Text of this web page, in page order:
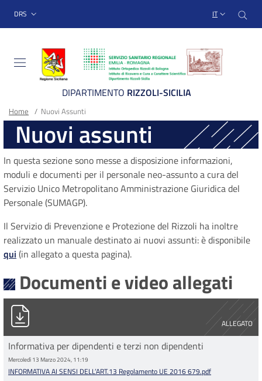
Sito Web Istituto
menu top-bar
DRS IT
DIPARTIMENTO RIZZOLI-SICILIA
Main container
Briciole
di
pane
Home / Nuovi Assunti
Nuovi assunti
In questa sezione sono messe a disposizione informazioni,
moduli e documenti per il personale neo-assunto a cura del
Servizio Unico Metropolitano Amministrazione Giuridica del
Personale (SUMAGP).
Il Servizio di Prevenzione e Protezione del Rizzoli ha inoltre
realizzato un manuale destinato ai nuovi assunti: è disponibile
qui (in allegato a questa pagina).
Documenti e video allegati
ALLEGATO
INFORMATIVA AI SENSI DELL’ART.13 Regolamento UE 2016
Informativa per dipendenti e terzi non dipendenti
Mercoledì 13 Marzo 2024, 11:19
INFORMATIVA AI SENSI DELL’ART.13 Regolamento UE 2016 679.pdf